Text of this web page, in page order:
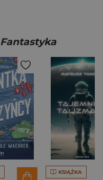
Fantastyka
KSIĄŻKA